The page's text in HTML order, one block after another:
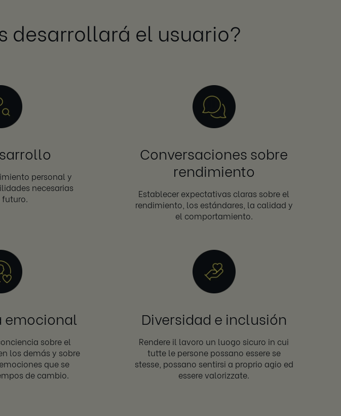
desarrollará el usuario?
personal y
necesarias
futuro.
Conversaciones sobre
rendimiento
Establecer expectativas claras sobre el
rendimiento, los estándares, la calidad y
el comportamiento.
emocional
sobre el
los demás y sobre
que se
de cambio.
Diversidad e inclusión
Rendere il lavoro un luogo sicuro in cui
tutte le persone possano essere se
stesse, possano sentirsi a proprio agio ed
essere valorizzate.